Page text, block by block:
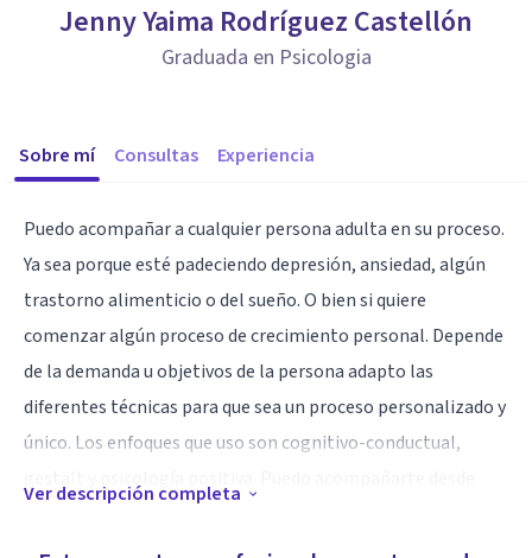
Jenny Yaima Rodríguez Castellón
Graduada en Psicologia
Sobre mí Consultas Experiencia
Puedo acompañar a cualquier persona adulta en su proceso.
Ya sea porque esté padeciendo depresión, ansiedad, algún
trastorno alimenticio o del sueño. O bien si quiere
comenzar algún proceso de crecimiento personal. Depende
de la demanda u objetivos de la persona adapto las
diferentes técnicas para que sea un proceso personalizado y
único. Los enfoques que uso son cognitivo-conductual,
experiencia a tu disposición.
Ver descripción completa